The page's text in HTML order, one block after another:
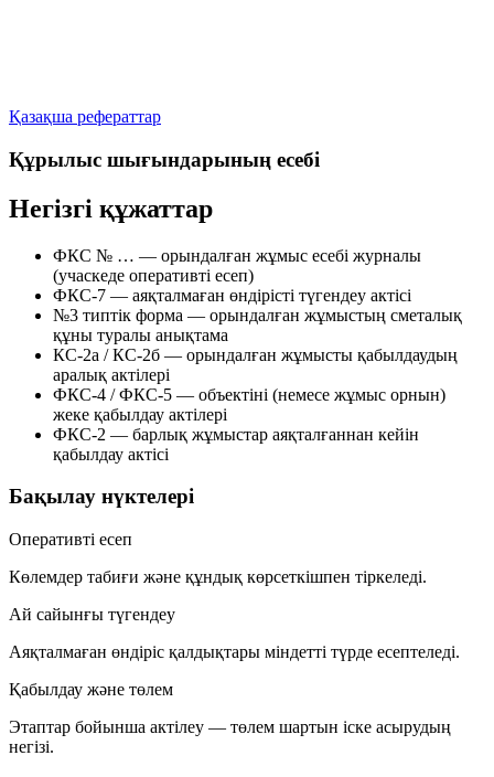
Қазақша рефераттар
Құрылыс шығындарының есебі
Негізгі құжаттар
ФКС № … — орындалған жұмыс есебі журналы
(учаскеде оперативті есеп)
ФКС-7 — аяқталмаған өндірісті түгендеу актісі
№3 типтік форма — орындалған жұмыстың сметалық
құны туралы анықтама
КС-2а / КС-2б — орындалған жұмысты қабылдаудың
аралық актілері
ФКС-4 / ФКС-5 — объектіні (немесе жұмыс орнын)
жеке қабылдау актілері
ФКС-2 — барлық жұмыстар аяқталғаннан кейін
қабылдау актісі
Бақылау нүктелері
Оперативті есеп
Көлемдер табиғи және құндық көрсеткішпен тіркеледі.
Ай сайынғы түгендеу
Аяқталмаған өндіріс қалдықтары міндетті түрде есептеледі.
Қабылдау және төлем
Этаптар бойынша актілеу — төлем шартын іске асырудың
негізі.